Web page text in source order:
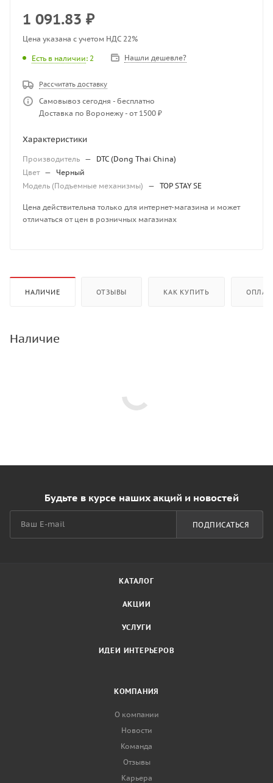
1 091.83 ₽
Цена указана с учетом НДС 22%
Есть в наличии: 2 Нашли дешевле?
Рассчитать доставку
Самовывоз сегодня - бесплатно
Доставка по Воронежу - от 1500 ₽
Характеристики
Производитель —
DTC (Dong Thai China)
Цвет —
Черный
Модель (Подъемные механизмы)
— TOP STAY SE
Цена действительна только для интернет-магазина и может
отличаться от цен в розничных магазинах
НАЛИЧИЕ ОТЗЫВЫ КАК КУПИТЬ
Наличие
Будьте в курсе наших акций и новостей
ПОДПИСАТЬСЯ
КАТАЛОГ
АКЦИИ
УСЛУГИ
ИДЕИ ИНТЕРЬЕРОВ
КОМПАНИЯ
О компании
Новости
Команда
Отзывы
Карьера